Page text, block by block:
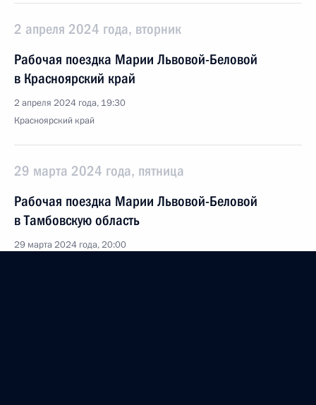
2 апреля 2024 года, вторник
Рабочая поездка Марии Львовой-Беловой
в Красноярский край
2 апреля 2024 года, 19:30
Красноярский край
29 марта 2024 года, пятница
Рабочая поездка Марии Львовой-Беловой
в Тамбовскую область
29 марта 2024 года, 20:00